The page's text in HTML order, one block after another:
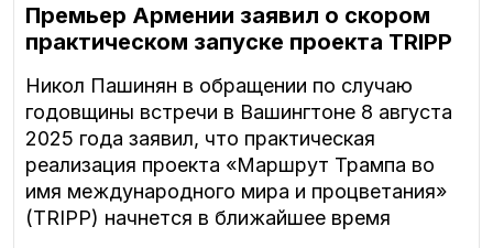
Премьер Армении заявил о скором
практическом запуске проекта TRIPP
Никол Пашинян в обращении по случаю
годовщины встречи в Вашингтоне 8 августа
2025 года заявил, что практическая
реализация проекта «Маршрут Трампа во
имя международного мира и процветания»
(TRIPP) начнется в ближайшее время